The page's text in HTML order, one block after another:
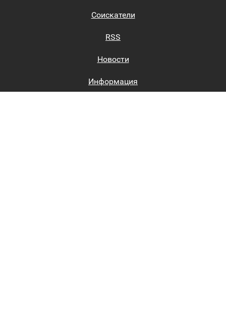
Соискатели
RSS
Новости
Информация